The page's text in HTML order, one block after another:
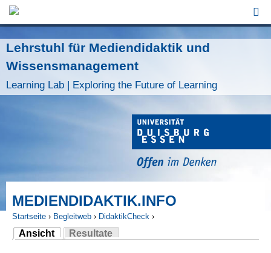
Lehrstuhl für Mediendidaktik und
Wissensmanagement
Learning Lab | Exploring the Future of Learning
MEDIENDIDAKTIK.INFO
Sie sind hier
Startseite › Begleitweb › DidaktikCheck ›
Ansicht
(aktiver Reiter)
Resultate